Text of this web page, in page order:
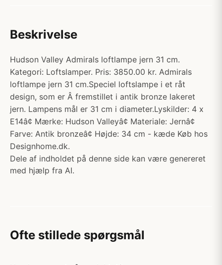
Beskrivelse
Hudson Valley Admirals loftlampe jern 31 cm.
Kategori: Loftslamper. Pris: 3850.00 kr. Admirals
loftlampe jern 31 cm.Speciel loftslampe i et råt
design, som er Â fremstillet i antik bronze lakeret
jern. Lampens mål er 31 cm i diameter.Lyskilder: 4 x
E14â¢ Mærke: Hudson Valleyâ¢ Materiale: Jernâ¢
Farve: Antik bronzeâ¢ Højde: 34 cm - kæde Køb hos
Designhome.dk.
Dele af indholdet på denne side kan være genereret
med hjælp fra AI.
Ofte stillede spørgsmål